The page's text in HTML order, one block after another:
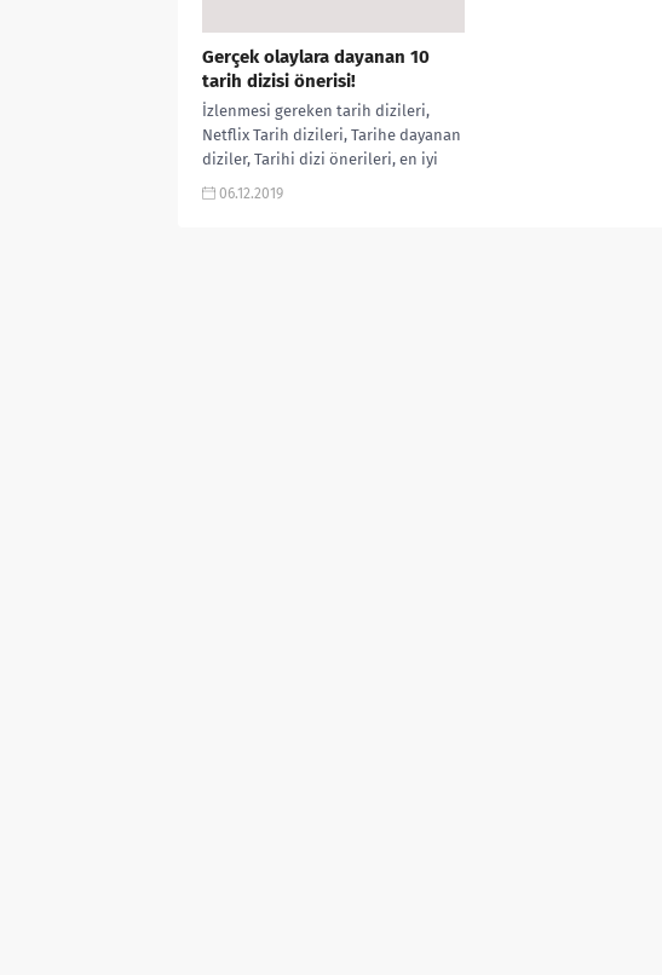
Gerçek olaylara dayanan 10
tarih dizisi önerisi!
İzlenmesi gereken tarih dizileri,
Netflix Tarih dizileri, Tarihe dayanan
diziler, Tarihi dizi önerileri, en iyi
tarihi dizi filmler, gerçek olaylara...
06.12.2019